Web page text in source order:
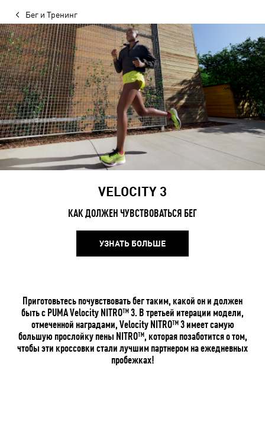
Бег и Тренинг
VELOCITY 3
КАК ДОЛЖЕН ЧУВСТВОВАТЬСЯ БЕГ
УЗНАТЬ БОЛЬШЕ
Приготовьтесь почувствовать бег таким, какой он и должен
быть с PUMA Velocity NITRO™ 3. В третьей итерации модели,
отмеченной наградами, Velocity NITRO™ 3 имеет самую
большую прослойку пены NITRO™, которая позаботится о том,
чтобы эти кроссовки стали лучшим партнером на ежедневных
пробежках!